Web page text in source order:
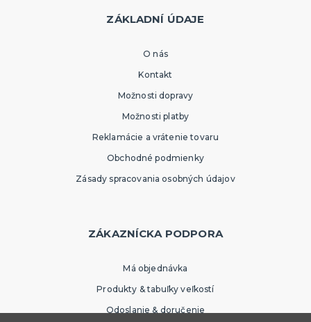
ZÁKLADNÍ ÚDAJE
O nás
Kontakt
Možnosti dopravy
Možnosti platby
Reklamácie a vrátenie tovaru
Obchodné podmienky
Zásady spracovania osobných údajov
ZÁKAZNÍCKA PODPORA
Má objednávka
Produkty & tabuľky veľkostí
Odoslanie & doručenie